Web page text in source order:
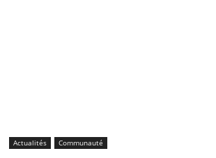
Actualités Communauté